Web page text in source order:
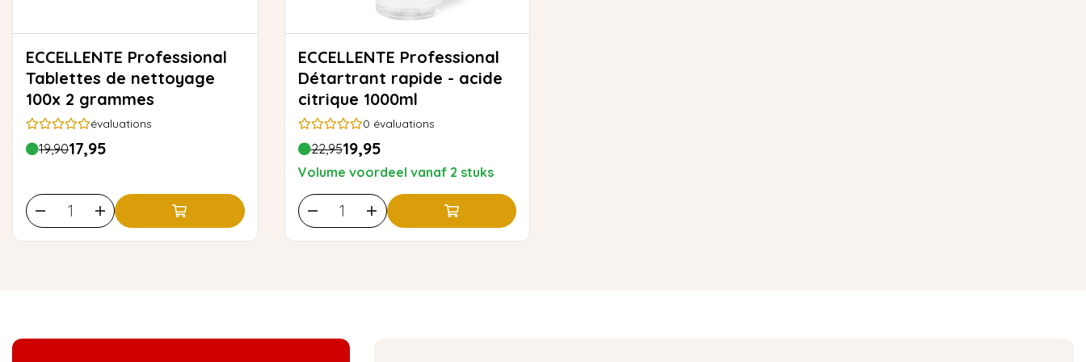
ECCELLENTE Professional
Tablettes de nettoyage
100x 2 grammes
évaluations
19,9017,95
ECCELLENTE Professional
Détartrant rapide - acide
citrique 1000ml
0 évaluations
22,9519,95
Volume voordeel vanaf 2 stuks